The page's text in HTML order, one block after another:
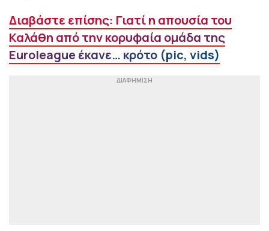
Διαβάστε επίσης: Γιατί η απουσία του
Καλάθη από την κορυφαία ομάδα της
Euroleague έκανε… κρότο (pic, vids)